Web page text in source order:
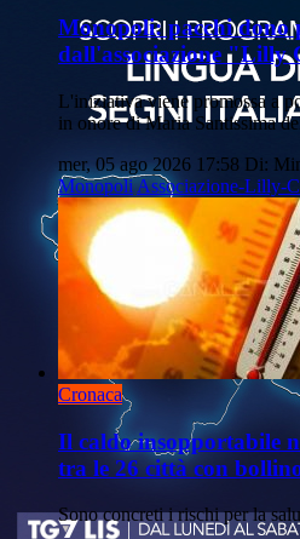
Monopoli: pacchi
dall'associazione "Lilly
L'iniziativa viene promossa a
in onore di Maria Santissima
mer, 05 ago 2026 17:58 Di:
MonopoliAssociazione-Lilly-
Cronaca
Il caldo insopportabile
tra le 26 città con
Sono concreti i rischi per la